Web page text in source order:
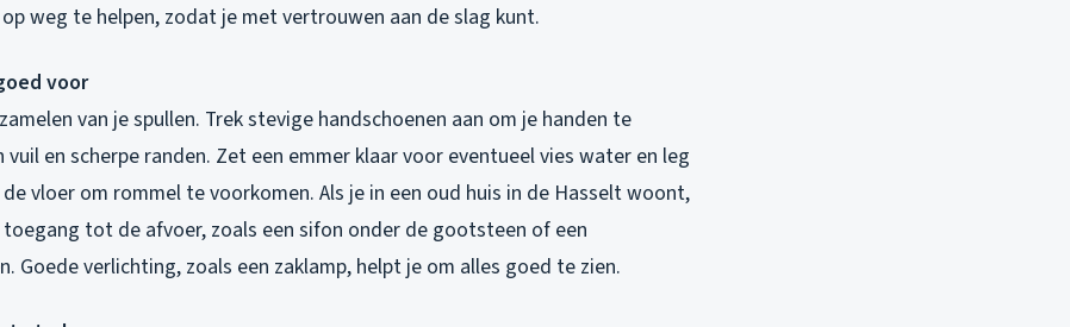
weg te helpen, zodat je met vertrouwen aan de slag kunt.
voor
van je spullen. Trek stevige handschoenen aan om je handen te
vuil en scherpe randen. Zet een emmer klaar voor eventueel vies water en leg
vloer om rommel te voorkomen. Als je in een oud huis in de Hasselt woont,
tot de afvoer, zoals een sifon onder de gootsteen of een
Goede verlichting, zoals een zaklamp, helpt je om alles goed te zien.